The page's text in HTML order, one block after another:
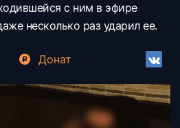
с ним в эфире
несколько раз ударил ее.
Донат